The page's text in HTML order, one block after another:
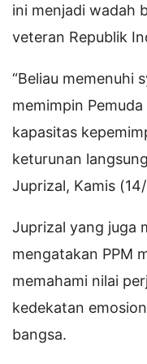
ini menjadi wadah
veteran Republik
“Beliau memenuhi
memimpin
kapasitas
keturunan
Juprizal, Kamis
Juprizal yang juga
mengatakan PPM
memahami nilai
kedekatan
bangsa.